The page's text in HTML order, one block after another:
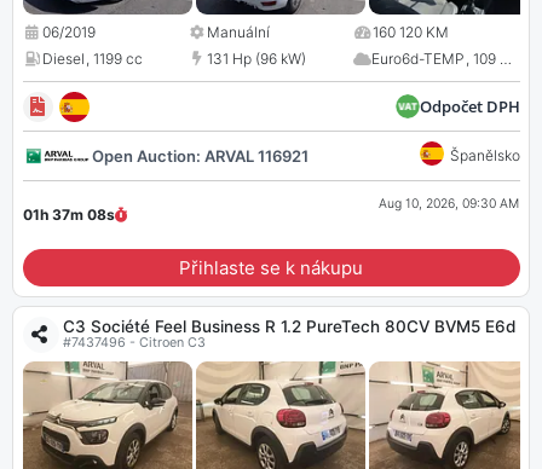
06/2019 Manuální
160 120 KM
Diesel, 1199 cc 131 Hp (96 kW) Euro6d-TEMP, 109 CO
Odpočet DPH
Open Auction: ARVAL 116921 Španělsko
01h 37m 07s
Aug 10, 2026, 09:30 AM
Přihlaste se k nákupu
C3 Société Feel Business R 1.2 PureTech 80CV BVM5 E6d
#7437496 - Citroen C3